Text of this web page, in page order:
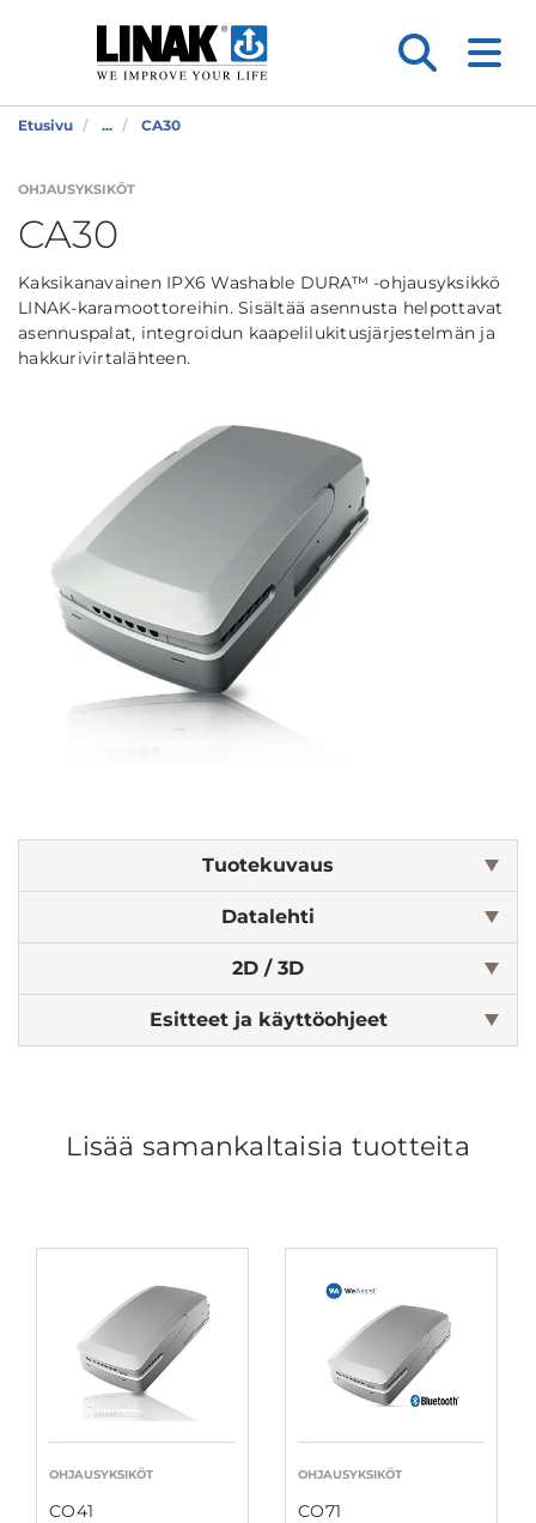
Etusivu ... CA30
OHJAUSYKSIKÖT
CA30
Kaksikanavainen IPX6 Washable DURA™ -ohjausyksikkö
LINAK-karamoottoreihin. Sisältää asennusta helpottavat
asennuspalat, integroidun kaapelilukitusjärjestelmän ja
hakkurivirtalähteen.
Tuotekuvaus
Datalehti
2D / 3D
Esitteet ja käyttöohjeet
Lisää samankaltaisia tuotteita
OHJAUSYKSIKÖT
CO41
OHJAUSYKSIKÖT
CO71